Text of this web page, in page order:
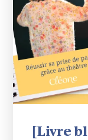
[Livre